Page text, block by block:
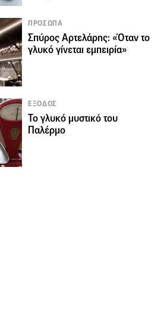
ΠΡΟΣΩΠΑ
Σπύρος Αρτελάρης: «Όταν το
γλυκό γίνεται εμπειρία»
ΕΞΟΔΟΣ
Το γλυκό μυστικό του
Παλέρμο